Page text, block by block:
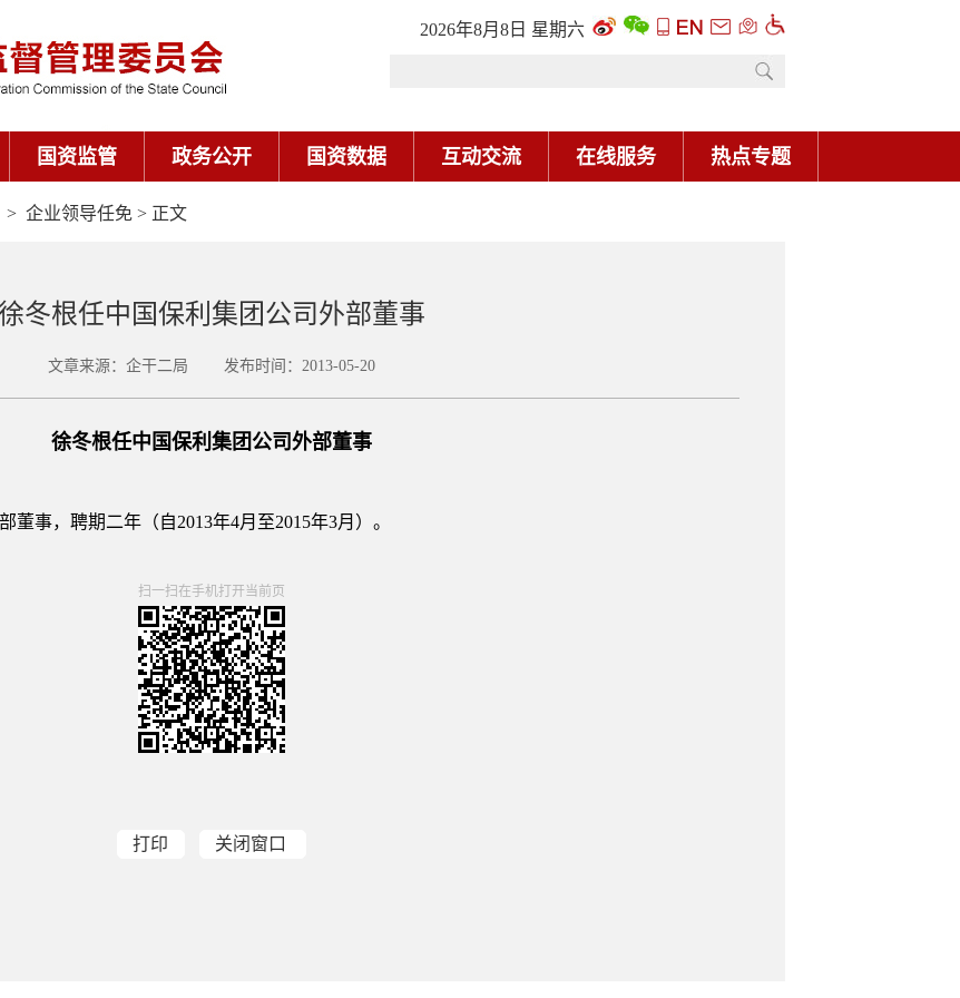
2026年8月8日 星期六
国资监管 政务公开 国资数据 互动交流 在线服务 热点专题
> 企业领导任免 > 正文
冬根任中国保利集团公司外部董事
文章来源：企干二局 发布时间：2013-05-20
徐冬根任中国保利集团公司外部董事
事，聘期二年（自2013年4月至2015年3月）。
扫一扫在手机打开当前页
打印 关闭窗口